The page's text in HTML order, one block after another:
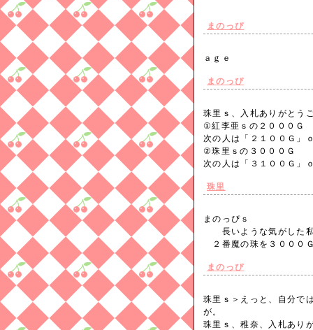
まのっぴ
ａｇｅ
まのっぴ
珠里ｓ、入札ありがとう
①紅李亜ｓの２０００Ｇ
次の人は「２１００Ｇ」
②珠里ｓの３０００Ｇ
次の人は「３１００Ｇ
珠里
まのっぴｓ
長いような気がした私
２番魔の珠を３０００
まのっぴ
珠里ｓ＞えっと、自分で
が。
珠里ｓ、稚奈、入札あり